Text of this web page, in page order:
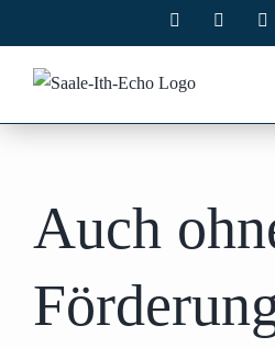
Inhalt
springen
Facebook
Auch